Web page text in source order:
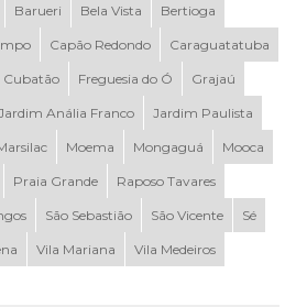
Barueri Bela Vista Bertioga
Capão Redondo Caraguatatuba
Cubatão Freguesia do Ó Grajaú
Anália Franco Jardim Paulista
Moema Mongaguá Mooca
Praia Grande Raposo Tavares
São Sebastião São Vicente Sé
Vila Mariana Vila Medeiros